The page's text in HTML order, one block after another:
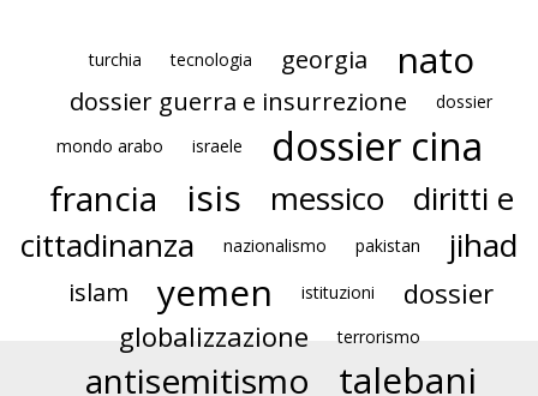
turchia tecnologia georgia nato
dossier guerra e insurrezione
dossier
mondo arabo
israele dossier cina
francia isis messico
diritti e
cittadinanza
nazionalismo pakistan jihad
islam yemen istituzioni
dossier
globalizzazione
terrorismo
antisemitismo talebani